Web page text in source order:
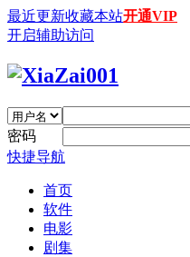
最近更新收藏本站开通VIP
开启辅助访问
密码
快捷导航
首页
软件
电影
剧集